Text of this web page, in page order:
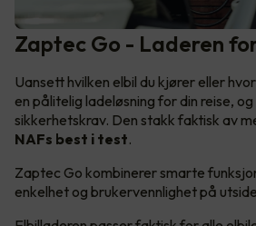
Zaptec Go - Laderen
Uansett hvilken elbil du kjører eller
en pålitelig ladeløsning for din reise,
sikkerhetskrav. Den stakk faktisk av
NAFs best i test.
Zaptec Go kombinerer smarte
enkelhet og brukervennlighet på